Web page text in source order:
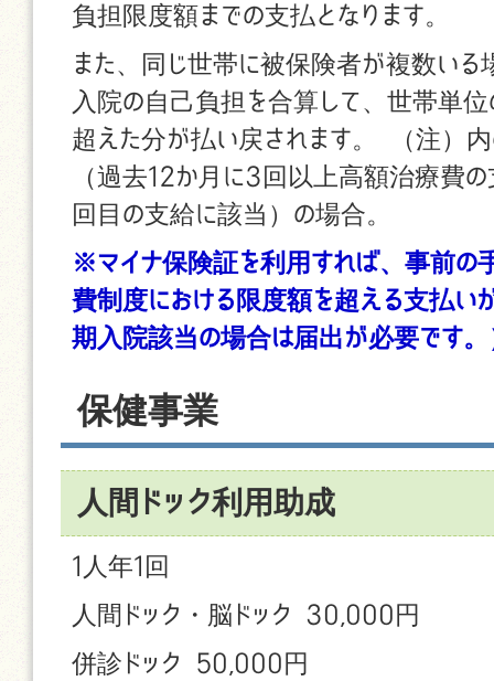
負担限度額までの支払となります。
また、同じ世帯に被保険者が複数いる
入院の自己負担を合算して、世帯単
超えた分が払い戻されます。 （注）
（過去12か月に3回以上高額治療費
回目の支給に該当）の場合。
※マイナ保険証を利用すれば、事前の
費制度における限度額を超える支払い
期入院該当の場合は届出が必要です。
保健事業
人間ドック利用助成
1人年1回
人間ドック・脳ドック 30,000円
併診ドック 50,000円